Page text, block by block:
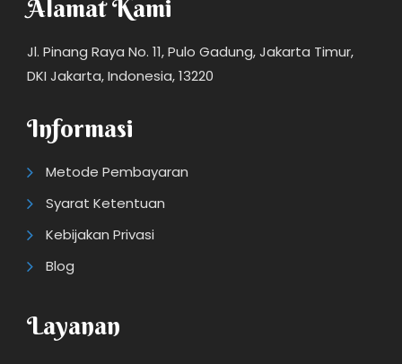
Alamat Kami
Jl. Pinang Raya No. 11, Pulo Gadung, Jakarta Timur,
DKI Jakarta, Indonesia, 13220
Informasi
Metode Pembayaran
Syarat Ketentuan
Kebijakan Privasi
Blog
Layanan